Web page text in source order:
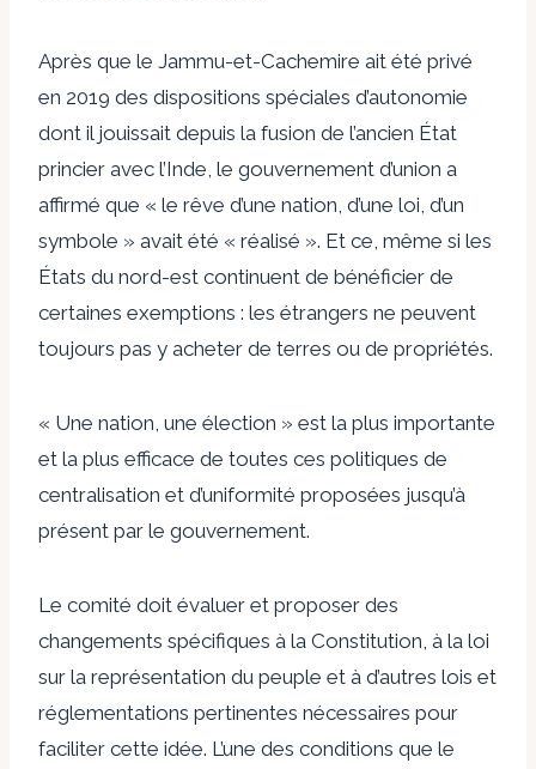
Après que le Jammu-et-Cachemire ait été privé
en 2019 des dispositions spéciales d’autonomie
dont il jouissait depuis la fusion de l’ancien État
princier avec l’Inde, le gouvernement d’union a
affirmé que « le rêve d’une nation, d’une loi, d’un
symbole » avait été « réalisé ». Et ce, même si les
États du nord-est continuent de bénéficier de
certaines exemptions : les étrangers ne peuvent
toujours pas y acheter de terres ou de propriétés.
« Une nation, une élection » est la plus importante
et la plus efficace de toutes ces politiques de
centralisation et d’uniformité proposées jusqu’à
présent par le gouvernement.
Le comité doit évaluer et proposer des
changements spécifiques à la Constitution, à la loi
sur la représentation du peuple et à d’autres lois et
réglementations pertinentes nécessaires pour
faciliter cette idée. L’une des conditions que le